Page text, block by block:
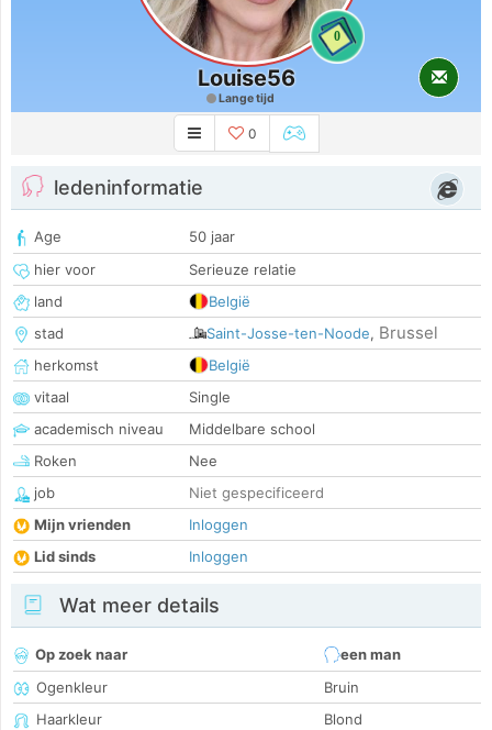
0
Louise56
Lange tijd
0
ledeninformatie
Age
50 jaar
hier voor
Serieuze relatie
land
België
stad
Saint-Josse-ten-Noode, Brussel
herkomst
België
vitaal
Single
academisch niveau
Middelbare school
Roken
Nee
job
Niet gespecificeerd
Mijn vrienden
Inloggen
Lid sinds
Inloggen
Wat meer details
Op zoek naar
een man
Ogenkleur
Bruin
Haarkleur
Blond